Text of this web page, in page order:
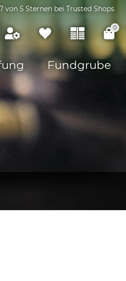
von 5 Sternen bei Trusted Shops
0
Fundgrube